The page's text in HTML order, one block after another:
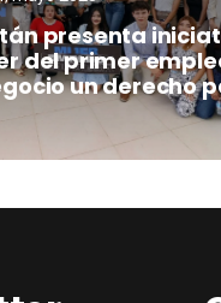
presenta
del primer
un derecho